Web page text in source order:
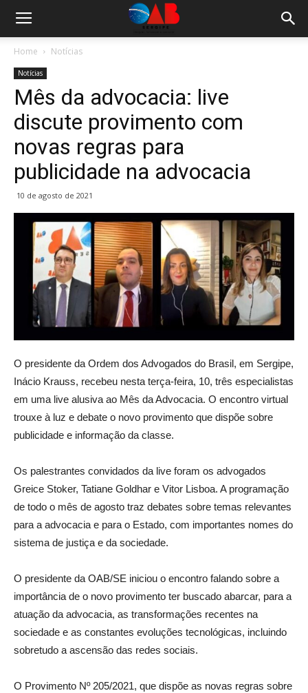
Home Notícias
Notícias
Mês da advocacia: live
discute provimento com
novas regras para
publicidade na advocacia
10 de agosto de 2021
O presidente da Ordem dos Advogados do Brasil, em Sergipe,
Inácio Krauss, recebeu nesta terça-feira, 10, três especialistas
em uma live alusiva ao Mês da Advocacia. O encontro virtual
trouxe à luz e debate o novo provimento que dispõe sobre
publicidade e informação da classe.
Os palestrantes convidados da live foram os advogados
Greice Stoker, Tatiane Goldhar e Vitor Lisboa. A programação
de todo o mês de agosto traz debates sobre temas relevantes
para a advocacia e para o Estado, com importantes nomes do
sistema de justiça e da sociedade.
O presidente da OAB/SE iniciou o encontro falando sobre a
importância de o novo provimento ter buscado abarcar, para a
atuação da advocacia, as transformações recentes na
sociedade e as constantes evoluções tecnológicas, incluindo
sobretudo a ascensão das redes sociais.
O Provimento Nº 205/2021, que dispõe as novas regras sobre